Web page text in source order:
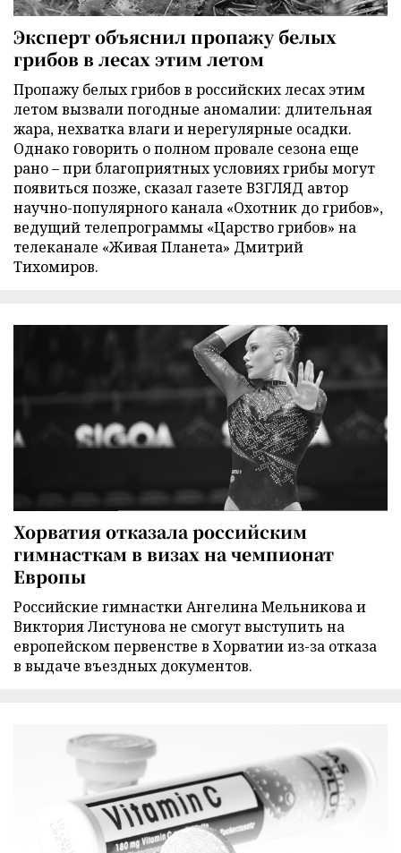
Эксперт объяснил пропажу белых
грибов в лесах этим летом
Пропажу белых грибов в российских лесах этим
летом вызвали погодные аномалии: длительная
жара, нехватка влаги и нерегулярные осадки.
Однако говорить о полном провале сезона еще
рано – при благоприятных условиях грибы могут
появиться позже, сказал газете ВЗГЛЯД автор
научно-популярного канала «Охотник до грибов»,
ведущий телепрограммы «Царство грибов» на
телеканале «Живая Планета» Дмитрий
Тихомиров.
Хорватия отказала российским
гимнасткам в визах на чемпионат
Европы
Российские гимнастки Ангелина Мельникова и
Виктория Листунова не смогут выступить на
европейском первенстве в Хорватии из-за отказа
в выдаче въездных документов.